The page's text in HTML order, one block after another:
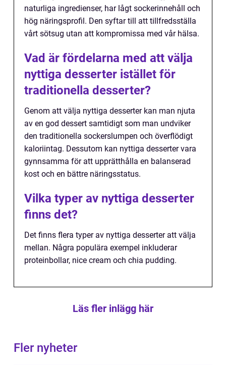
naturliga ingredienser, har lågt sockerinnehåll och
hög näringsprofil. Den syftar till att tillfredsställa
vårt sötsug utan att kompromissa med vår hälsa.
Vad är fördelarna med att välja
nyttiga desserter istället för
traditionella desserter?
Genom att välja nyttiga desserter kan man njuta
av en god dessert samtidigt som man undviker
den traditionella sockerslumpen och överflödigt
kaloriintag. Dessutom kan nyttiga desserter vara
gynnsamma för att upprätthålla en balanserad
kost och en bättre näringsstatus.
Vilka typer av nyttiga desserter
finns det?
Det finns flera typer av nyttiga desserter att välja
mellan. Några populära exempel inkluderar
proteinbollar, nice cream och chia pudding.
Läs fler inlägg här
Fler nyheter